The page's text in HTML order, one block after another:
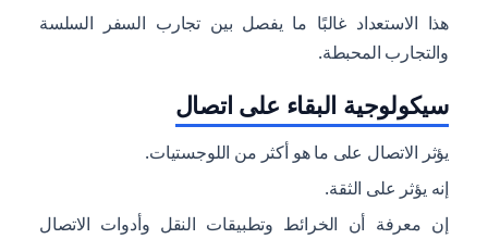
هذا الاستعداد غالبًا ما يفصل بين تجارب السفر السلسة
والتجارب المحبطة.
سيكولوجية البقاء على اتصال
يؤثر الاتصال على ما هو أكثر من اللوجستيات.
إنه يؤثر على الثقة.
إن معرفة أن الخرائط وتطبيقات النقل وأدوات الاتصال